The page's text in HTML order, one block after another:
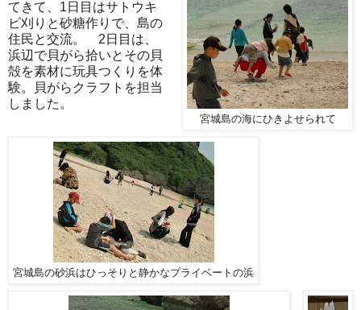
宮城島の海にひきよせられて
てきて、1日目はサトウキ
ビ刈りと砂糖作りで、島の
住民と交流。 2日目は、
浜辺で貝がら拾いとその貝
殻を素材に玩具つくりを体
験。貝がらクラフトを担当
しました。
宮城島の砂浜はひっそりと静かなプライベートの浜